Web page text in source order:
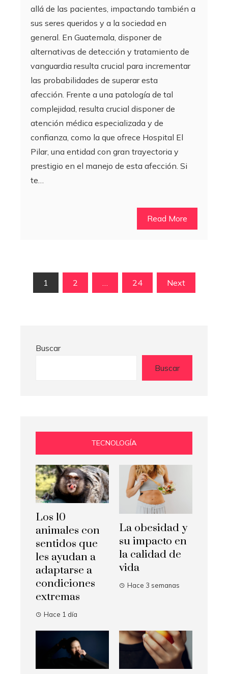
allá de las pacientes, impactando también a
sus seres queridos y a la sociedad en
general. En Guatemala, disponer de
alternativas de detección y tratamiento de
vanguardia resulta crucial para incrementar
las probabilidades de superar esta
afección. Frente a una patología de tal
complejidad, resulta crucial disponer de
atención médica especializada y de
confianza, como la que ofrece Hospital El
Pilar, una entidad con gran trayectoria y
prestigio en el manejo de esta afección. Si
te…
Read More
Paginación
1 2 24 Next
Buscar
Buscar
TECNOLOGÍA
Los 10
animales con
sentidos que
les ayudan a
adaptarse a
condiciones
extremas
Hace 1 día
La obesidad y
su impacto en
la calidad de
vida
Hace 3 semanas